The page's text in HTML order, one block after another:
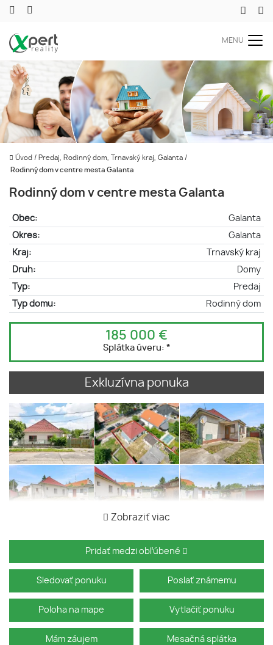
MENU
Úvod / Predaj, Rodinný dom, Trnavský kraj, Galanta /
Rodinný dom v centre mesta Galanta
Rodinný dom v centre mesta Galanta
Obec:
Galanta
Okres:
Galanta
Kraj:
Trnavský kraj
Druh:
Domy
Typ:
Predaj
Typ domu:
Rodinný dom
185 000 €
Splátka úveru: *
Exkluzívna ponuka
Zobraziť viac
Pridať medzi obľúbené
Sledovať ponuku Poslať známemu
Poloha na mape Vytlačiť ponuku
Mám záujem Mesačná splátka